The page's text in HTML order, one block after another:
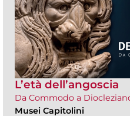
L’età dell’angoscia
Da Commodo a
Musei Capitolini